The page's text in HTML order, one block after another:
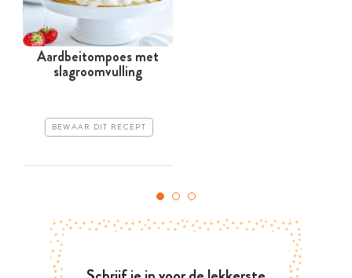
Aardbeitompoes met
slagroomvulling
BEWAAR DIT RECEPT